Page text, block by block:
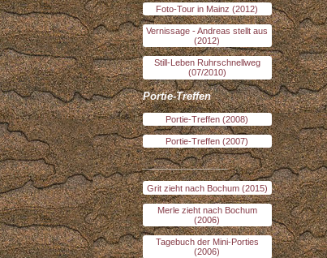
Foto-Tour in Mainz (2012)
Vernissage - Andreas stellt aus
(2012)
Still-Leben Ruhrschnellweg
(07/2010)
Portie-Treffen
Portie-Treffen (2008)
Portie-Treffen (2007)
_______________
Grit zieht nach Bochum (2015)
Merle zieht nach Bochum
(2006)
Tagebuch der Mini-Porties
(2006)